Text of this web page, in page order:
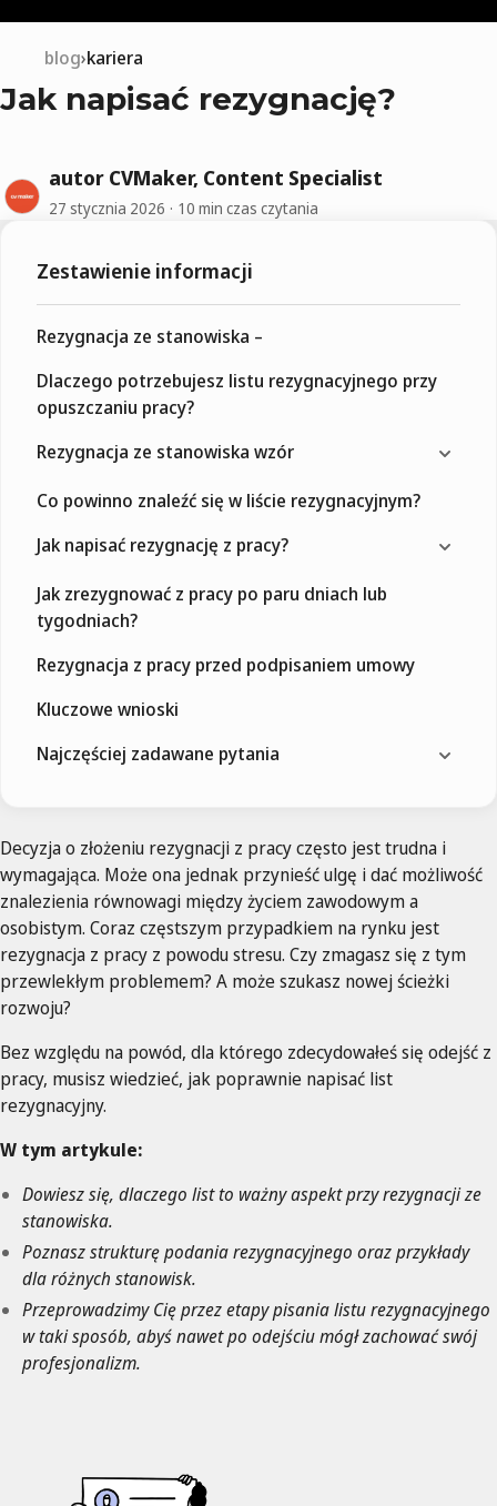
blog kariera
Jak napisać rezygnację?
autor CVMaker, Content Specialist
27 stycznia 2026 10 min czas czytania
Decyzja o złożeniu rezygnacji z pracy często jest trudna i
wymagająca. Może ona jednak przynieść ulgę i dać możliwość
znalezienia równowagi między życiem zawodowym a
osobistym. Coraz częstszym przypadkiem na rynku jest
rezygnacja z pracy z powodu stresu. Czy zmagasz się z tym
przewlekłym problemem? A może szukasz nowej ścieżki
rozwoju?
Bez względu na powód, dla którego zdecydowałeś się odejść z
pracy, musisz wiedzieć, jak poprawnie napisać list
rezygnacyjny.
W tym artykule:
Dowiesz się, dlaczego list to ważny aspekt przy rezygnacji ze
stanowiska.
Poznasz strukturę podania rezygnacyjnego oraz przykłady
dla różnych stanowisk.
Przeprowadzimy Cię przez etapy pisania listu rezygnacyjnego
w taki sposób, abyś nawet po odejściu mógł zachować swój
profesjonalizm.
Zestawienie informacji
Rezygnacja ze stanowiska –
Dlaczego potrzebujesz listu rezygnacyjnego przy
opuszczaniu pracy?
Rezygnacja ze stanowiska wzór
Co powinno znaleźć się w liście rezygnacyjnym?
Jak napisać rezygnację z pracy?
Jak zrezygnować z pracy po paru dniach lub
tygodniach?
Rezygnacja z pracy przed podpisaniem umowy
Kluczowe wnioski
Najczęściej zadawane pytania